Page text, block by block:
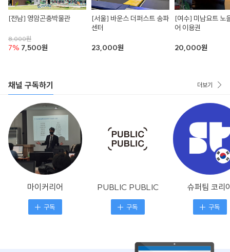
[전남] 영암곤충박물관
8,000원
7% 7,500원
[서울] 바운스 더퍼스트 송파
센터
23,000원
[여수] 미남요트 노
어 이용권
20,000원
채널 구독하기 더보기
마이커리어 PUBLIC PUBLIC 슈퍼팀 코리